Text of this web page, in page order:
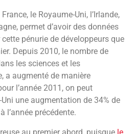
le Royaume-Uni, l’Irlande,
permet d’avoir des données
pénurie de développeurs que
Depuis 2010, le nombre de
les sciences et les
a augmenté de manière
l’année 2011, on peut
une augmentation de 34% de
l’année précédente.